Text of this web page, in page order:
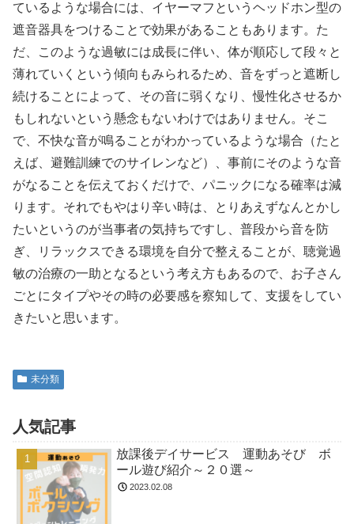
ているような場合には、イヤーマフというヘッドホン型の
遮音器具をつけることで効果があることもあります。た
だ、このような過敏には成長に伴い、体が順応して段々と
薄れていくという傾向もみられるため、音をずっと遮断し
続けることによって、その音に弱くなり、慢性化させるか
もしれないという懸念もないわけではありません。そこ
で、不快な音が鳴ることがわかっているような場合（たと
えば、避難訓練でのサイレンなど）、事前にそのような音
がなることを伝えておくだけで、パニックになる確率は減
ります。それでもやはり辛い時は、とりあえずなんとかし
たいというのが当事者の気持ちですし、普段から音を防
ぎ、リラックスできる環境を自分で整えることが、聴覚過
敏の治療の一助となるという考え方もあるので、お子さん
ごとにタイプやその時の必要感を察知して、支援をしてい
きたいと思います。
未分類
人気記事
放課後デイサービス 運動あそび ボ
ール遊び紹介～２０選～
2023.02.08